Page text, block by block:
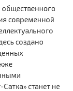
современной
создано
станет не